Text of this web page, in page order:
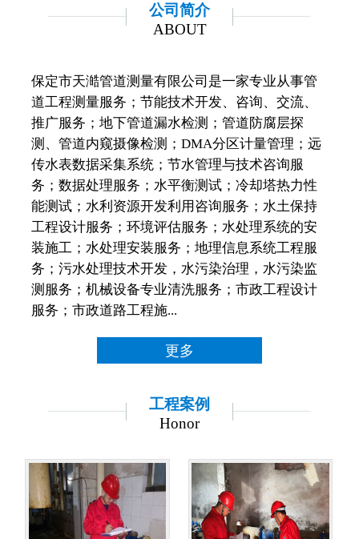
公司简介
ABOUT
保定市天澔管道测量有限公司是一家专业从事管
道工程测量服务；节能技术开发、咨询、交流、
推广服务；地下管道漏水检测；管道防腐层探
测、管道内窥摄像检测；DMA分区计量管理；远
传水表数据采集系统；节水管理与技术咨询服
务；数据处理服务；水平衡测试；冷却塔热力性
能测试；水利资源开发利用咨询服务；水土保持
工程设计服务；环境评估服务；水处理系统的安
装施工；水处理安装服务；地理信息系统工程服
务；污水处理技术开发，水污染治理，水污染监
测服务；机械设备专业清洗服务；市政工程设计
服务；市政道路工程施...
更多
工程案例
Honor